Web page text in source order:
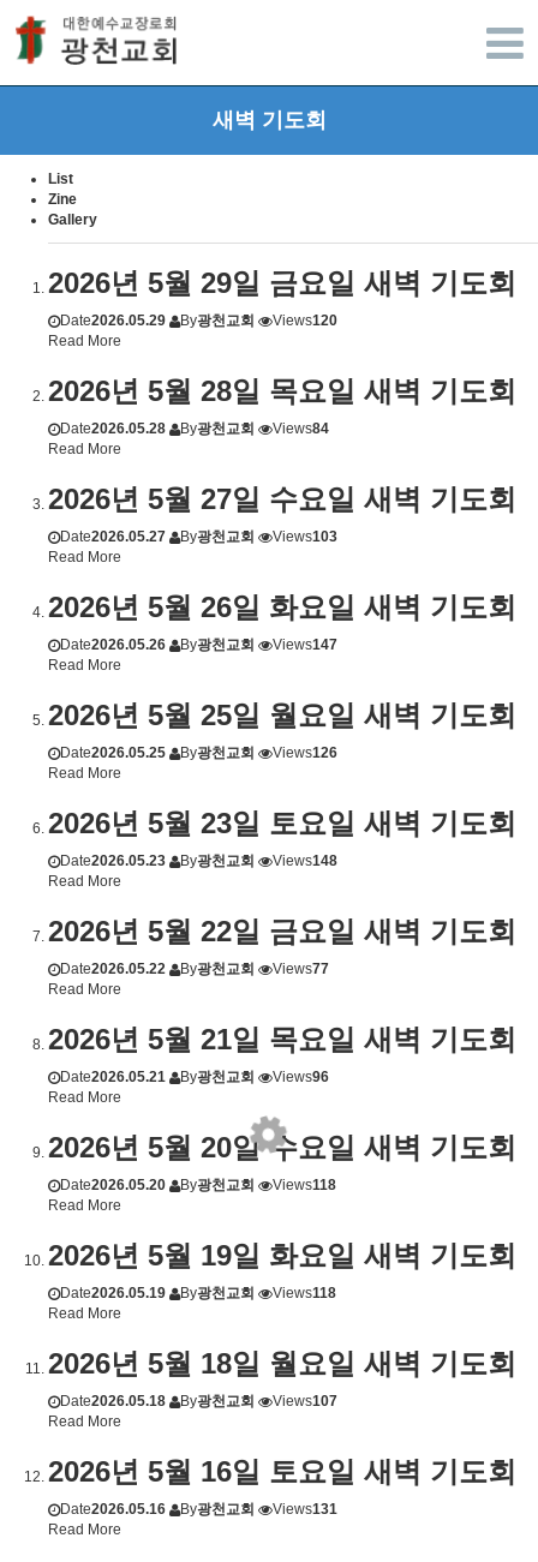
새벽 기도회
List
Zine
Gallery
2026년 5월 29일 금요일 새벽 기도회
Date2026.05.29 By광천교회 Views120
Read More
2026년 5월 28일 목요일 새벽 기도회
Date2026.05.28 By광천교회 Views84
Read More
2026년 5월 27일 수요일 새벽 기도회
Date2026.05.27 By광천교회 Views103
Read More
2026년 5월 26일 화요일 새벽 기도회
Date2026.05.26 By광천교회 Views147
Read More
2026년 5월 25일 월요일 새벽 기도회
Date2026.05.25 By광천교회 Views126
Read More
2026년 5월 23일 토요일 새벽 기도회
Date2026.05.23 By광천교회 Views148
Read More
2026년 5월 22일 금요일 새벽 기도회
Date2026.05.22 By광천교회 Views77
Read More
2026년 5월 21일 목요일 새벽 기도회
Date2026.05.21 By광천교회 Views96
Read More
2026년 5월 20일 수요일 새벽 기도회
Date2026.05.20 By광천교회 Views118
Read More
2026년 5월 19일 화요일 새벽 기도회
Date2026.05.19 By광천교회 Views118
Read More
2026년 5월 18일 월요일 새벽 기도회
Date2026.05.18 By광천교회 Views107
Read More
2026년 5월 16일 토요일 새벽 기도회
Date2026.05.16 By광천교회 Views131
Read More